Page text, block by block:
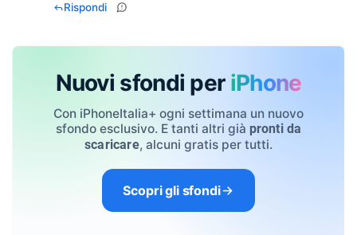
Rispondi
Nuovi sfondi per iPhone
Con iPhoneItalia+ ogni settimana un nuovo
sfondo esclusivo. E tanti altri già pronti da
scaricare, alcuni gratis per tutti.
Scopri gli sfondi